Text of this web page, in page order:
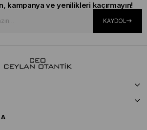
kampanya ve yenilikleri kaçırmayın!
KAYDOL